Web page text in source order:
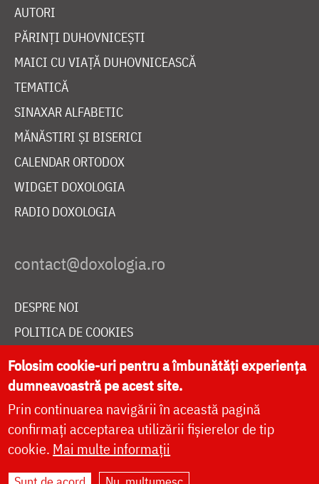
AUTORI
PĂRINȚI DUHOVNICEȘTI
MAICI CU VIAȚĂ DUHOVNICEASCĂ
TEMATICĂ
SINAXAR ALFABETIC
MĂNĂSTIRI ȘI BISERICI
CALENDAR ORTODOX
WIDGET DOXOLOGIA
RADIO DOXOLOGIA
DESPRE NOI
POLITICA DE COOKIES
DONEAZĂ ONLINE PENTRU CATEDRALA NAȚIONALĂ
LIVE
Folosim cookie-uri pentru a îmbunătăți experiența
dumneavoastră pe acest site.
Prin continuarea navigării în această pagină
confirmați acceptarea utilizării fișierelor de tip
cookie. Mai multe informații